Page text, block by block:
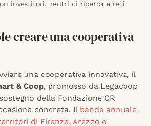
investitori, centri di ricerca e reti
creare una cooperativa
una cooperativa innovativa, il
& Coop, promosso da Legacoop
della Fondazione CR
concreta. Il bando annuale
di Firenze, Arezzo e